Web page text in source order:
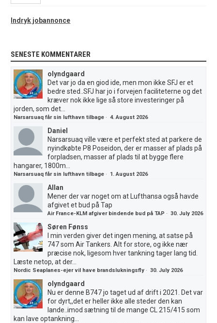
Indryk jobannonce
SENESTE KOMMENTARER
olyndgaard
Det var jo da en giod ide, men mon ikke SFJ er et
bedre sted..SFJ har jo i forvejen faciliteterne og det
kræver nok ikke lige så store investeringer på
jorden, som det...
Narsarsuaq får sin lufthavn tilbage ·4. August 2026
Daniel
Narsarsuaq ville være et perfekt sted at parkere de
nyindkøbte P8 Poseidon, der er masser af plads på
forpladsen, masser af plads til at bygge flere
hangarer, 1800m...
Narsarsuaq får sin lufthavn tilbage · 1. August 2026
Allan
Mener der var noget om at Lufthansa også havde
afgivet et bud på Tap
Air France-KLM afgiver bindende bud på TAP ·30. July 2026
Søren Fønss
I min verden giver det ingen mening, at satse på
747 som Air Tankers. Alt for store, og ikke nær
præcise nok, ligesom hver tankning tager lang tid.
Læste netop, at der...
Nordic Seaplanes-ejer vil have brandslukningsfly ·30. July 2026
olyndgaard
Nu er denne B747 jo taget ud af drift i 2021. Det var
for dyrt,,det er heller ikke alle steder den kan
lande..imod sætning til de mange CL 215/415 som
kan lave optankning...